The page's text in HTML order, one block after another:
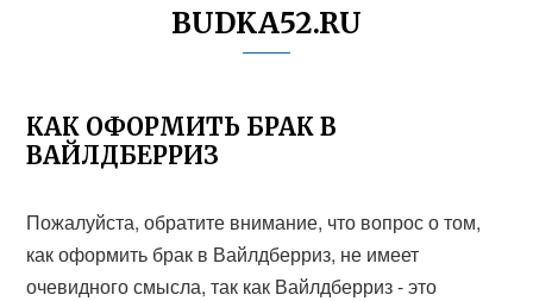
BUDKA52.RU
КАК ОФОРМИТЬ БРАК В
ВАЙЛДБЕРРИЗ
Пожалуйста, обратите внимание, что вопрос о том,
как оформить брак в Вайлдберриз, не имеет
очевидного смысла, так как Вайлдберриз - это